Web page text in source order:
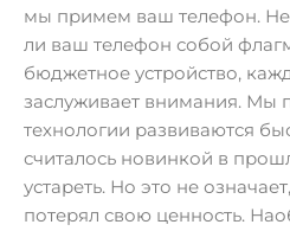
мы примем ваш телефон.
ли ваш телефон собой
бюджетное устройство,
заслуживает внимания. Мы
технологии развиваются
считалось новинкой в
устареть. Но это не
потерял свою ценность.